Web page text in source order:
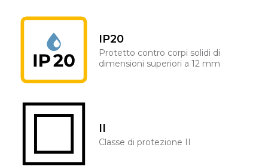
IP20
Protetto contro corpi solidi di
dimensioni superiori a 12 mm
II
Classe di protezione II